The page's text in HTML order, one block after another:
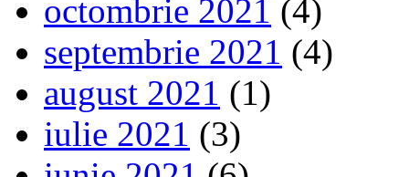
octombrie 2021 (4)
septembrie 2021 (4)
august 2021 (1)
iulie 2021 (3)